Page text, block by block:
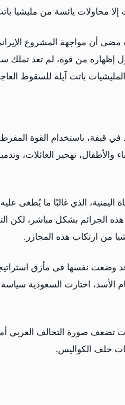
محاولات يائسة من مليشيا
مضى أن مواجهة المشروع
إظهاره من قوة، لم تعد تملك
باتت آيلة للسقوط
قيفة، باستخدام القوة
والأطفال، تهجير العائلات،
اليمنية، الذي غالبًا ما يُطغى
الجرائم بشكل مباشر، لكن
من ارتكاب هذه المجازر.
قد وضعت نفسها في مأزق
اختارت السعودية سياسة
تضعف صورة التحالف العربي
خلف الكواليس.